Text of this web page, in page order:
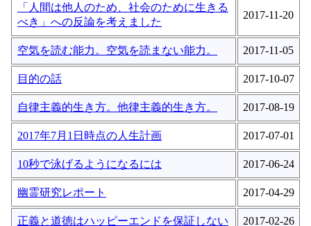
「人間は他人のため、社会のために生きる
べき」への反論を考えました
2017-11-20
空気を読む能力。空気を読まない能力。 2017-11-05
目的の話 2017-10-07
自律主義的生き方。他律主義的生き方。 2017-08-19
2017年7月1日時点の人生計画 2017-07-01
10秒で泳げるようになるには 2017-06-24
幽霊研究レポート 2017-04-29
正義と道徳はハッピーエンドを保証しない 2017-02-26